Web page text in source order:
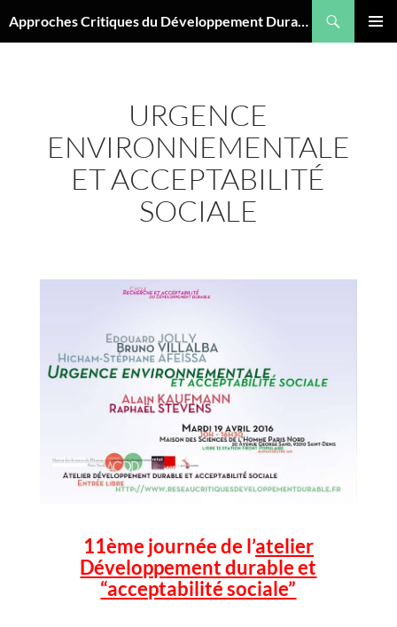
au
Approches Critiques du Développement Durable
URGENCE
ENVIRONNEMENTALE
ET ACCEPTABILITÉ
SOCIALE
11ème journée de l’atelier
Développement durable et
“acceptabilité sociale”